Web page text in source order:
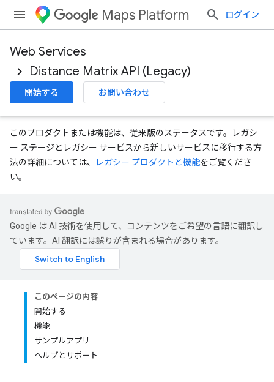
Maps Platform ログイン
Web Services
Distance Matrix API (Legacy)
開始する お問い合わせ
このプロダクトまたは機能は、従来版のステータスです。レガシ
ー ステージとレガシー サービスから新しいサービスに移行する方
法の詳細については、
レガシー プロダクトと機能をご覧くださ
い。
Google は AI 技術を使用して、コンテンツをご希望の言語に翻訳し
ています。AI 翻訳には誤りが含まれる場合があります。
このページの内容
開始する
機能
サンプルアプリ
ヘルプとサポート